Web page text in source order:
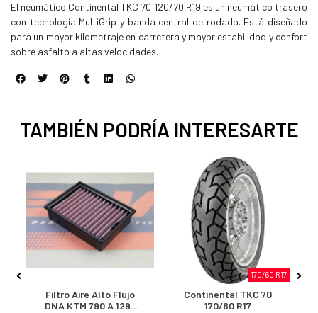
El neumático Continental TKC 70 120/70 R19 es un neumático trasero
con tecnología MultiGrip y banda central de rodado. Está diseñado
para un mayor kilometraje en carretera y mayor estabilidad y confort
sobre asfalto a altas velocidades.
TAMBIÉN PODRÍA INTERESARTE
Filtro Aire Alto Flujo
DNA KTM 790 A 1290
170/60 R17
Continental TKC 70
170/60 R17